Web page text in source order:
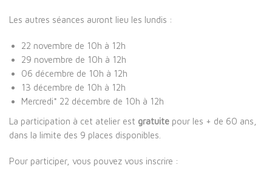
Les autres séances auront lieu les lundis :
22 novembre de 10h à 12h
29 novembre de 10h à 12h
06 décembre de 10h à 12h
13 décembre de 10h à 12h
Mercredi* 22 décembre de 10h à 12h
La participation à cet atelier est gratuite pour les + de 60 ans,
dans la limite des 9 places disponibles.
Pour participer, vous pouvez vous inscrire :